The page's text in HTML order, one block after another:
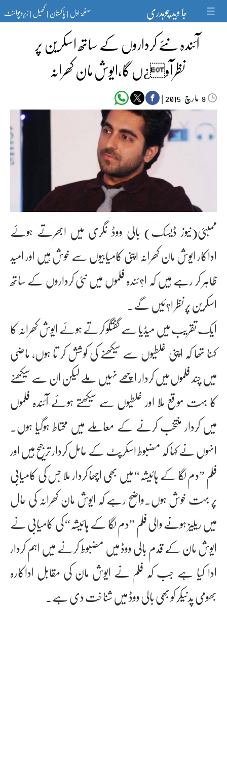
content جا وید چوہدری صفحۂ اول|پاکستان|کھیل|زیرو پوائنٹ
آئندہ نئے کرداروں کے ساتھ اسکرین پر
نظرآو¿ں گا،ایوش مان کھرانہ
9مارچ‬‮ |
ممبئی(نیوز ڈیسک) بالی ووڈ نگری میں ابھرتے ہوئے
اداکار ایوش مان کھرانہ اپنی کامیابیوں سے خوش ہیں اور امید
ظاہر کر رہے ہیں کہ ا?ئندہ فلموں میں نئی کرداروں کے ساتھ
اسکرین پر نظر ا?ئیں گے۔
ایک تقریب میں میڈیا سے گفتگو کرتے ہوئے ایوش کھرانہ کا
کہنا تھا کہ اپنی غلطیوں سے سیکھنے کی کوشش کر تا ہوں، ماضی
میں چند فلموں میں کردار اچھے نہیں ملے لیکن ان سے سیکھنے
کا بہت موقع ملا اور غلطیوں سے سیکھتے ہوئے آئندہ فلموں
میں کردار منتخب کرنے کے معاملے میں محتاط ہوگیا ہوں۔
انہوں نے کہا کہ مضبوط اسکرپٹ کے حامل کردار ترجیح ہیں اور
فلم ”دم لگا کے ہائیشہ“ میں بھی اچھا کردار ملا جس کی کامیابی
پر بہت خوش ہوں۔واضح رہے کہ ایوش مان کھرانہ کی حال
میں ریلیز ہونے والی فلم ”دم لگا کے ہائیشہ“ کی کامیابی نے
ایوش مان کے قدم بالی ووڈ میں مضبوط کرنے میں اہم کردار
ادا کیا ہے جب کہ فلم نے ایوش مان کی مقابل اداکارہ
بھومی پدنیکر کو بھی بالی ووڈ میں شناخت دی ہے۔